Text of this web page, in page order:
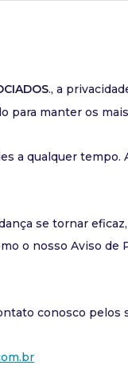
., a
para manter os
a qualquer tempo.
se tornar
o nosso Aviso de
conosco pelos